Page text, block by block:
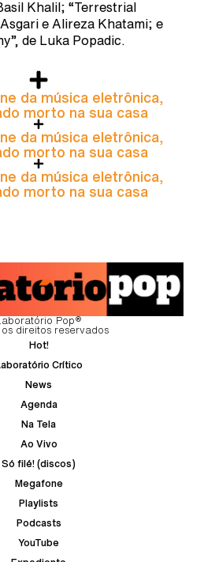
Khalil; “Terrestrial
Asgari e Alireza Khatami; e
de Luka Popadic.
da música eletrônica,
morto na sua casa
da música eletrônica,
morto na sua casa
da música eletrônica,
morto na sua casa
Pop®
os direitos reservados
Hot!
Crítico
News
Agenda
Na Tela
Ao Vivo
Só filé! (discos)
Megafone
Playlists
Podcasts
YouTube